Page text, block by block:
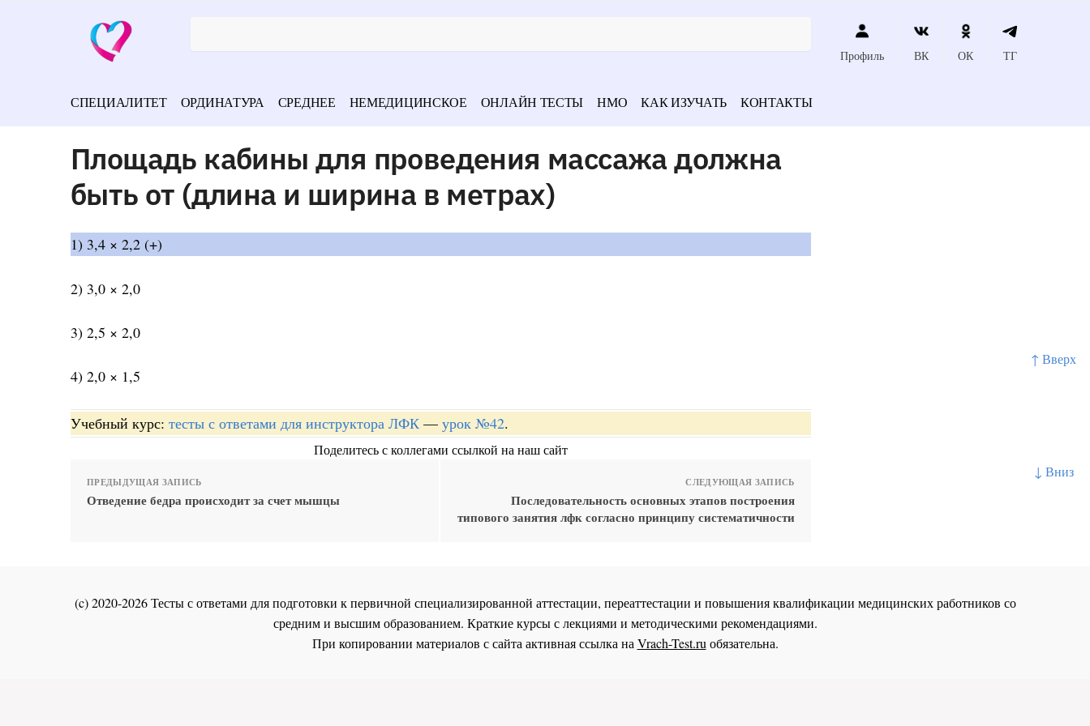
↑ Вверх
↓ Вниз
Профиль ВК ОК ТГ
СПЕЦИАЛИТЕТ ОРДИНАТУРА СРЕДНЕЕ НЕМЕДИЦИНСКОЕ ОНЛАЙН ТЕСТЫ НМО КАК ИЗУЧАТЬ КОНТАКТЫ
Площадь кабины для проведения массажа должна
быть от (длина и ширина в метрах)
1) 3,4 × 2,2 (+)
2) 3,0 × 2,0
3) 2,5 × 2,0
4) 2,0 × 1,5
Учебный курс: тесты с ответами для инструктора ЛФК — урок №42.
Поделитесь с коллегами ссылкой на наш сайт
ПРЕДЫДУЩАЯ ЗАПИСЬ
Отведение бедра происходит за счет мышцы
СЛЕДУЮЩАЯ ЗАПИСЬ
Последовательность основных этапов построения
типового занятия лфк согласно принципу систематичности
(c) 2020-2026 Тесты с ответами для подготовки к первичной специализированной аттестации, переаттестации и повышения квалификации медицинских работников со
средним и высшим образованием. Краткие курсы с лекциями и методическими рекомендациями.
При копировании материалов с сайта активная ссылка на Vrach-Test.ru обязательна.